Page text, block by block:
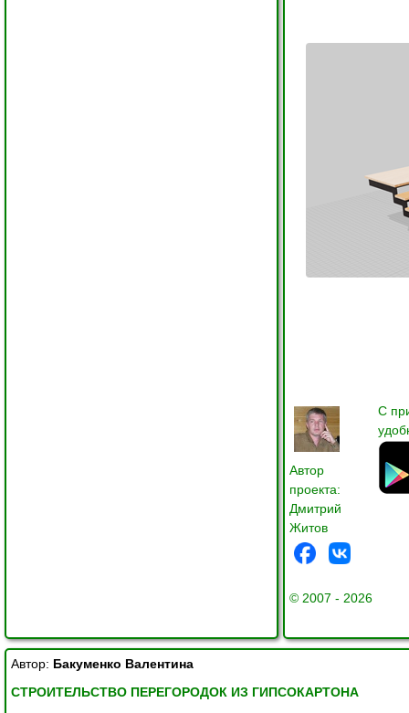
Автор
проекта:
Дмитрий
Житов
© 2007 - 2026
С
Автор: Бакуменко Валентина
СТРОИТЕЛЬСТВО ПЕРЕГОРОДОК ИЗ ГИПСОКАРТОНА